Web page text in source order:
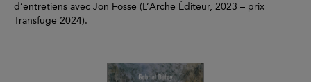
d’entretiens avec Jon Fosse (L’Arche Éditeur, 2023 – prix
Transfuge 2024).